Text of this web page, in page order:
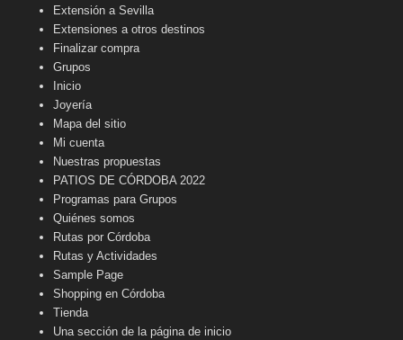
Extensión a Sevilla
Extensiones a otros destinos
Finalizar compra
Grupos
Inicio
Joyería
Mapa del sitio
Mi cuenta
Nuestras propuestas
PATIOS DE CÓRDOBA 2022
Programas para Grupos
Quiénes somos
Rutas por Córdoba
Rutas y Actividades
Sample Page
Shopping en Córdoba
Tienda
Una sección de la página de inicio